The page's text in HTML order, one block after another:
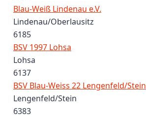
Blau-Weiß Lindenau e.V.
Lindenau/Oberlausitz
6185
BSV 1997 Lohsa
Lohsa
6137
BSV Blau-Weiss 22 Lengenfeld/Stein
Lengenfeld/Stein
6383